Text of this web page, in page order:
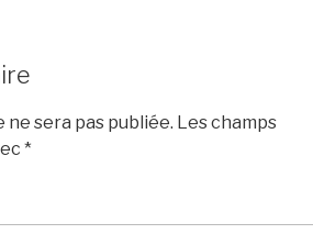
sera pas publiée. Les champs
*